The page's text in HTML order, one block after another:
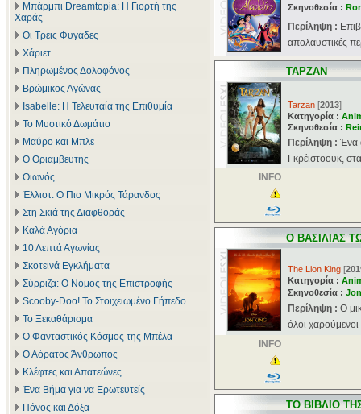
Μπάρμπι Dreamtopia: Η Γιορτή της
Χαράς
Οι Τρεις Φυγάδες
Χάριετ
Πληρωμένος Δολοφόνος
Βρώμικος Αγώνας
Isabelle: Η Τελευταία της Επιθυμία
Το Μυστικό Δωμάτιο
Μαύρο και Μπλε
Ο Θριαμβευτής
Οιωνός
Έλλιοτ: Ο Πιο Μικρός Τάρανδος
Στη Σκιά της Διαφθοράς
Καλά Αγόρια
10 Λεπτά Αγωνίας
Σκοτεινά Εγκλήματα
Σύρριζα: Ο Νόμος της Επιστροφής
Scooby-Doo! Το Στοιχειωμένο Γήπεδο
Το Ξεκαθάρισμα
Ο Φανταστικός Κόσμος της Μπέλα
Ο Αόρατος Άνθρωπος
Κλέφτες και Απατεώνες
Ένα Βήμα για να Ερωτευτείς
Πόνος και Δόξα
Σκηνοθεσία :
Περίληψη :
απολαυστικές
ΤΑΡΖΑΝ
Tarzan [2013]
Κατηγορία :
Σκηνοθεσία :
Περίληψη : Ένα
Γκρέιστοουκ,
INFO
Ο ΒΑΣΙΛΙΑΣ
The Lion King [
Κατηγορία :
Σκηνοθεσία :
Περίληψη : Ο
όλοι
INFO
ΤΟ ΒΙΒΛΙΟ